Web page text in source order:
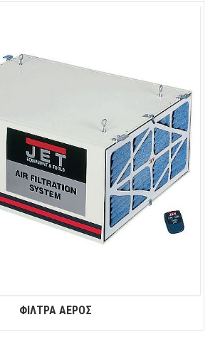
ΦΙΛΤΡΑ ΑΕΡΟΣ